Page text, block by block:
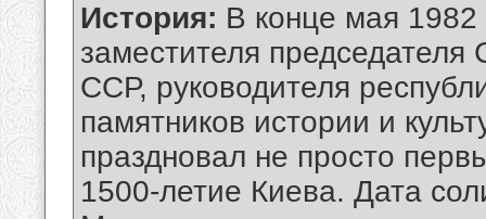
История: В конце мая 1982
заместителя председателя
ССР, руководителя
памятников истории и
праздновал не просто
1500-летие Киева. Дата